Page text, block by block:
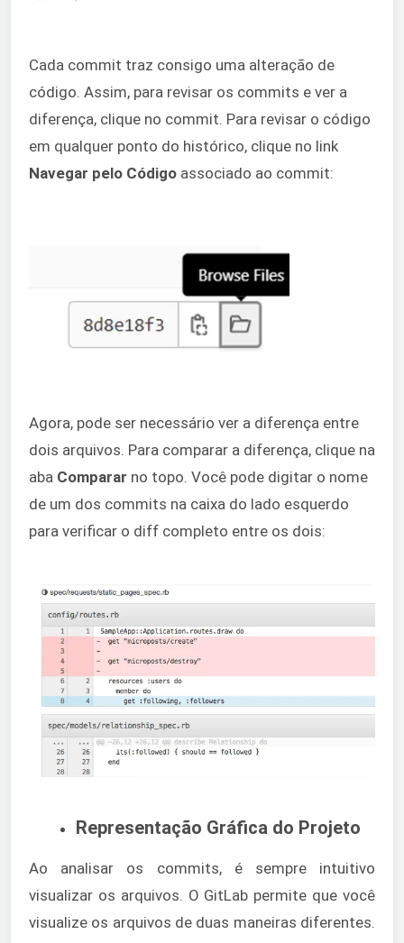
Cada commit traz consigo uma alteração de
código. Assim, para revisar os commits e ver a
diferença, clique no commit. Para revisar o código
em qualquer ponto do histórico, clique no link
Navegar pelo Código associado ao commit:
Agora, pode ser necessário ver a diferença entre
dois arquivos. Para comparar a diferença, clique na
aba Comparar no topo. Você pode digitar o nome
de um dos commits na caixa do lado esquerdo
para verificar o diff completo entre os dois:
Representação Gráfica do Projeto
Ao analisar os commits, é sempre intuitivo
visualizar os arquivos. O GitLab permite que você
visualize os arquivos de duas maneiras diferentes.